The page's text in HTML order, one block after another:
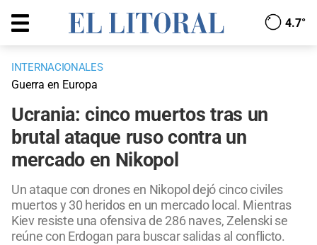
4.7°
INTERNACIONALES
Guerra en Europa
Ucrania: cinco muertos tras un
brutal ataque ruso contra un
mercado en Nikopol
Un ataque con drones en Nikopol dejó cinco civiles
muertos y 30 heridos en un mercado local. Mientras
Kiev resiste una ofensiva de 286 naves, Zelenski se
reúne con Erdogan para buscar salidas al conflicto.